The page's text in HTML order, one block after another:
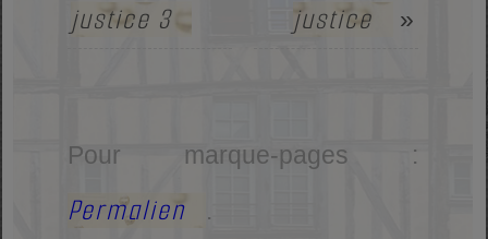
justice 3
justice
»
Pour marque-pages :
Permalien .